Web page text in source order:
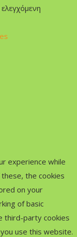
experience while
the cookies
on your
of basic
third-party cookies
use this website.